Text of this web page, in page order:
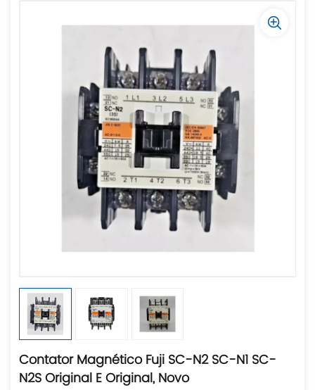
Contator Magnético Fuji SC-N2 SC-N1 SC-
N2S Original E Original, Novo